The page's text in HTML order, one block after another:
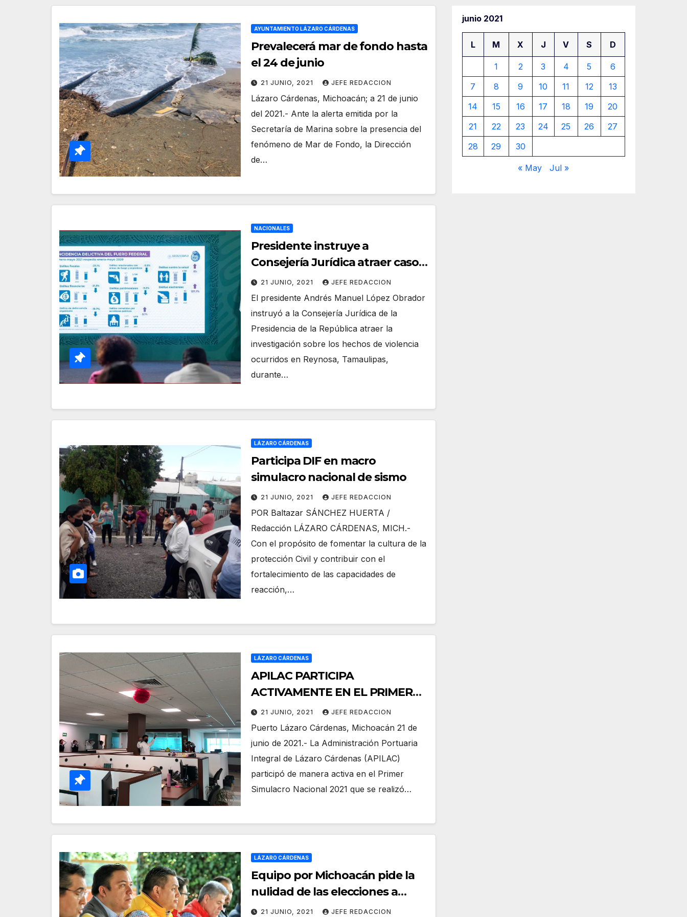
AYUNTAMIENTO LÁZARO CÁRDENAS
Prevalecerá mar de fondo hasta
el 24 de junio
21 JUNIO, 2021 JEFE REDACCION
Lázaro Cárdenas, Michoacán; a 21 de junio
del 2021.- Ante la alerta emitida por la
Secretaría de Marina sobre la presencia del
fenómeno de Mar de Fondo, la Dirección
de…
NACIONALES
Presidente instruye a
Consejería Jurídica atraer caso
de atentado en Tamaulipas; se
hará investigación y habrá
justicia, afirma
21 JUNIO, 2021 JEFE REDACCION
El presidente Andrés Manuel López Obrador
instruyó a la Consejería Jurídica de la
Presidencia de la República atraer la
investigación sobre los hechos de violencia
ocurridos en Reynosa, Tamaulipas,
durante…
LÁZARO CÁRDENAS
Participa DIF en macro
simulacro nacional de sismo
21 JUNIO, 2021 JEFE REDACCION
POR Baltazar SÁNCHEZ HUERTA /
Redacción LÁZARO CÁRDENAS, MICH.-
Con el propósito de fomentar la cultura de la
protección Civil y contribuir con el
fortalecimiento de las capacidades de
reacción,…
LÁZARO CÁRDENAS
APILAC PARTICIPA
ACTIVAMENTE EN EL PRIMER
SIMULACRO NACIONAL 2021
21 JUNIO, 2021 JEFE REDACCION
Puerto Lázaro Cárdenas, Michoacán 21 de
junio de 2021.- La Administración Portuaria
Integral de Lázaro Cárdenas (APILAC)
participó de manera activa en el Primer
Simulacro Nacional 2021 que se realizó…
LÁZARO CÁRDENAS
Equipo por Michoacán pide la
nulidad de las elecciones a
gobernador
21 JUNIO, 2021 JEFE REDACCION
junio 2021
L M X J V S D
1 2 3 4 5
6
7
8 9 10 11 12
13
14
15 16 17 18 19
20
21
22 23 24 25 26
27
28
29 30
« May Jul »